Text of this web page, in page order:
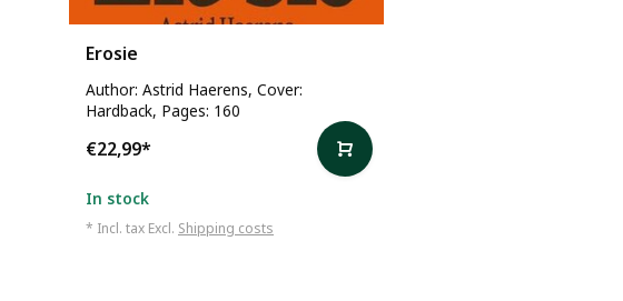
Erosie
Author: Astrid Haerens, Cover:
Hardback, Pages: 160
€22,99*
In stock
* Incl. tax Excl. Shipping costs